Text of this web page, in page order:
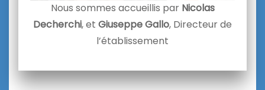
Nous sommes accueillis par Nicolas
Decherchi, et Giuseppe Gallo, Directeur de
l’établissement